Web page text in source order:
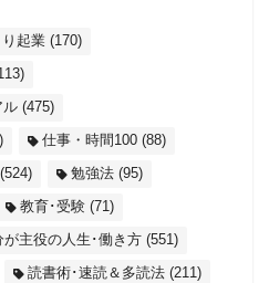
起業 (170)
ル (475)
仕事・時間100 (88)
(524) 勉強法 (95)
教育･受験 (71)
が主役の人生･働き方 (551)
読書術･速読＆多読法 (211)